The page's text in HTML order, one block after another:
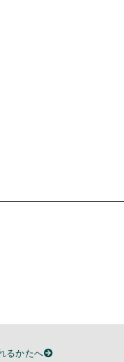
るかたへ